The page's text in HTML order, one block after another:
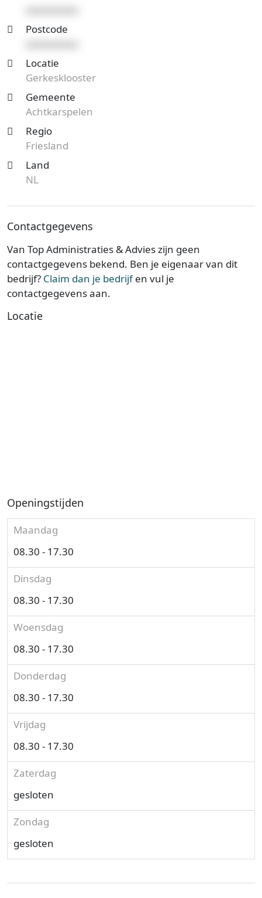
Postcode
Locatie
Gerkesklooster
Gemeente
Achtkarspelen
Regio
Friesland
Land
NL
Contactgegevens
Van Top Administraties & Advies zijn geen
contactgegevens bekend. Ben je eigenaar van dit
bedrijf? Claim dan je bedrijfen vul je
contactgegevens aan.
Locatie
Openingstijden
Maandag
08.30 - 17.30
Dinsdag
08.30 - 17.30
Woensdag
08.30 - 17.30
Donderdag
08.30 - 17.30
Vrijdag
08.30 - 17.30
Zaterdag
gesloten
Zondag
gesloten